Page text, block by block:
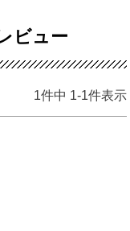
ビュー
1件中 1-1件表示